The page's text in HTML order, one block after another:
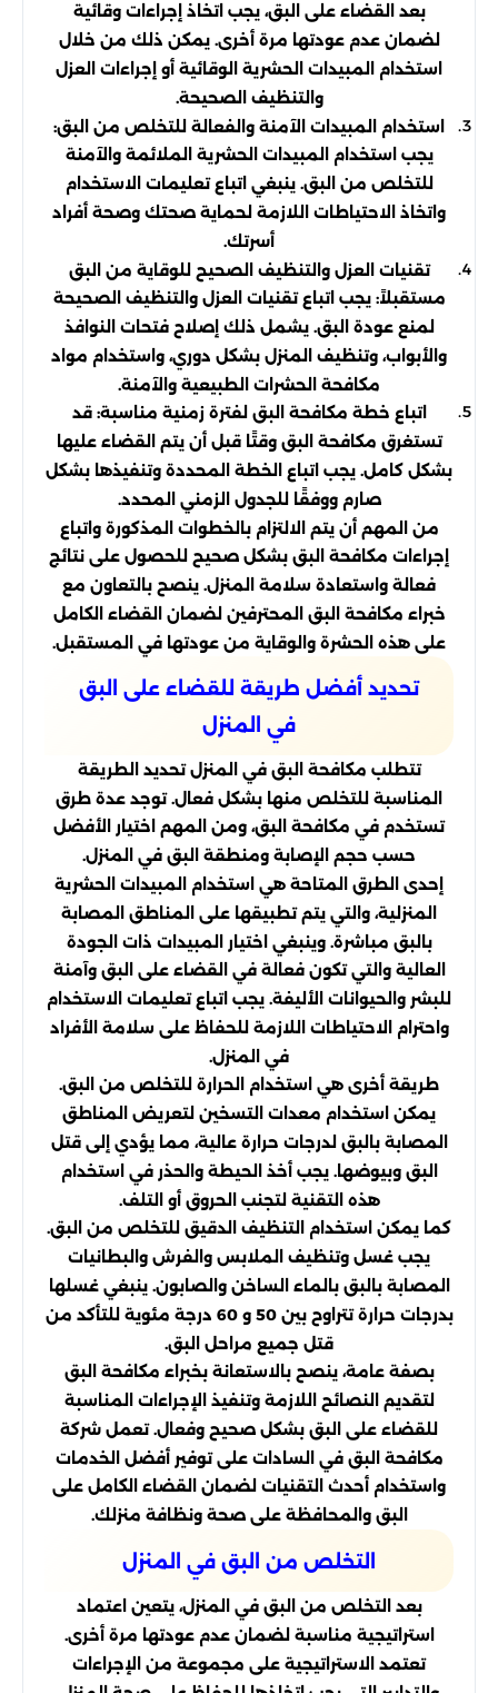
بعد القضاء على البق، يجب اتخاذ إجراءات وقائية
لضمان عدم عودتها مرة أخرى. يمكن ذلك من خلال
استخدام المبيدات الحشرية الوقائية أو إجراءات العزل
والتنظيف الصحيحة.
استخدام المبيدات الآمنة والفعالة للتخلص من البق:
يجب استخدام المبيدات الحشرية الملائمة والآمنة
للتخلص من البق. ينبغي اتباع تعليمات الاستخدام
واتخاذ الاحتياطات اللازمة لحماية صحتك وصحة أفراد
أسرتك.
تقنيات العزل والتنظيف الصحيح للوقاية من البق
مستقبلاً: يجب اتباع تقنيات العزل والتنظيف الصحيحة
لمنع عودة البق. يشمل ذلك إصلاح فتحات النوافذ
والأبواب، وتنظيف المنزل بشكل دوري، واستخدام مواد
مكافحة الحشرات الطبيعية والآمنة.
اتباع خطة مكافحة البق لفترة زمنية مناسبة: قد
تستغرق مكافحة البق وقتًا قبل أن يتم القضاء عليها
بشكل كامل. يجب اتباع الخطة المحددة وتنفيذها بشكل
صارم ووفقًا للجدول الزمني المحدد.
من المهم أن يتم الالتزام بالخطوات المذكورة واتباع
إجراءات مكافحة البق بشكل صحيح للحصول على نتائج
فعالة واستعادة سلامة المنزل. ينصح بالتعاون مع
خبراء مكافحة البق المحترفين لضمان القضاء الكامل
على هذه الحشرة والوقاية من عودتها في المستقبل.
تحديد أفضل طريقة للقضاء على البق
في المنزل
تتطلب مكافحة البق في المنزل تحديد الطريقة
المناسبة للتخلص منها بشكل فعال. توجد عدة طرق
تستخدم في مكافحة البق، ومن المهم اختيار الأفضل
حسب حجم الإصابة ومنطقة البق في المنزل.
إحدى الطرق المتاحة هي استخدام المبيدات الحشرية
المنزلية، والتي يتم تطبيقها على المناطق المصابة
بالبق مباشرة. وينبغي اختيار المبيدات ذات الجودة
العالية والتي تكون فعالة في القضاء على البق وآمنة
للبشر والحيوانات الأليفة. يجب اتباع تعليمات الاستخدام
واحترام الاحتياطات اللازمة للحفاظ على سلامة الأفراد
في المنزل.
طريقة أخرى هي استخدام الحرارة للتخلص من البق.
يمكن استخدام معدات التسخين لتعريض المناطق
المصابة بالبق لدرجات حرارة عالية، مما يؤدي إلى قتل
البق وبيوضها. يجب أخذ الحيطة والحذر في استخدام
هذه التقنية لتجنب الحروق أو التلف.
كما يمكن استخدام التنظيف الدقيق للتخلص من البق.
يجب غسل وتنظيف الملابس والفرش والبطانيات
المصابة بالبق بالماء الساخن والصابون. ينبغي غسلها
بدرجات حرارة تتراوح بين 50 و 60 درجة مئوية للتأكد من
قتل جميع مراحل البق.
بصفة عامة، ينصح بالاستعانة بخبراء مكافحة البق
لتقديم النصائح اللازمة وتنفيذ الإجراءات المناسبة
للقضاء على البق بشكل صحيح وفعال. تعمل شركة
مكافحة البق في السادات على توفير أفضل الخدمات
واستخدام أحدث التقنيات لضمان القضاء الكامل على
البق والمحافظة على صحة ونظافة منزلك.
التخلص من البق في المنزل
بعد التخلص من البق في المنزل، يتعين اعتماد
استراتيجية مناسبة لضمان عدم عودتها مرة أخرى.
تعتمد الاستراتيجية على مجموعة من الإجراءات